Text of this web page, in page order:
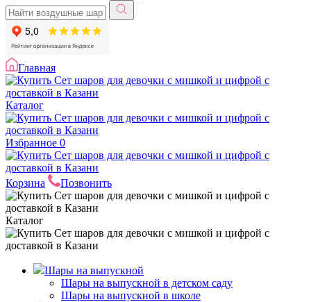
Главная
Каталог
Избранное 0
Корзина Позвонить
Каталог
Шары на выпускной
Шары на выпускной в детском саду
Шары на выпускной в школе